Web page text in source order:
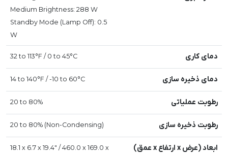
Medium Brightness: 288 W
Standby Mode (Lamp Off): 0.5
W
دمای کاری 32 to 113°F / 0 to 45°C
دمای ذخیره سازی 14 to 140°F / -10 to 60°C
رطوبت عملیاتی 20 to 80%
رطوبت ذخیره سازی 20 to 80% (Non-Condensing)
ابعاد (عرض x ارتفاع x عمق)
18.1 x 6.7 x 19.4" / 460.0 x 169.0 x